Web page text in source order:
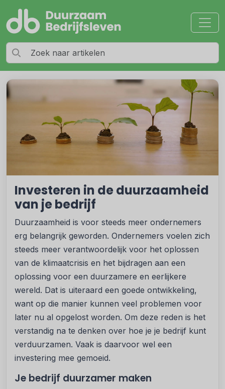
Investeren in de duurzaamheid
van je bedrijf
Duurzaamheid is voor steeds meer ondernemers
erg belangrijk geworden. Ondernemers voelen zich
steeds meer verantwoordelijk voor het oplossen
van de klimaatcrisis en het bijdragen aan een
oplossing voor een duurzamere en eerlijkere
wereld. Dat is uiteraard een goede ontwikkeling,
want op die manier kunnen veel problemen voor
later nu al opgelost worden. Om deze reden is het
verstandig na te denken over hoe je je bedrijf kunt
verduurzamen. Vaak is daarvoor wel een
investering mee gemoeid.
Je bedrijf duurzamer maken